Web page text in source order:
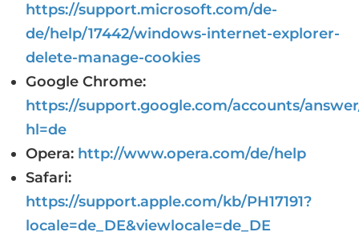
https://support.microsoft.com/de-
de/help/17442/windows-internet-explorer-
delete-manage-cookies
Google Chrome:
https://support.google.com/accounts/
hl=de
Opera: http://www.opera.com/de/help
Safari:
https://support.apple.com/kb/PH17191?
locale=de_DE&viewlocale=de_DE